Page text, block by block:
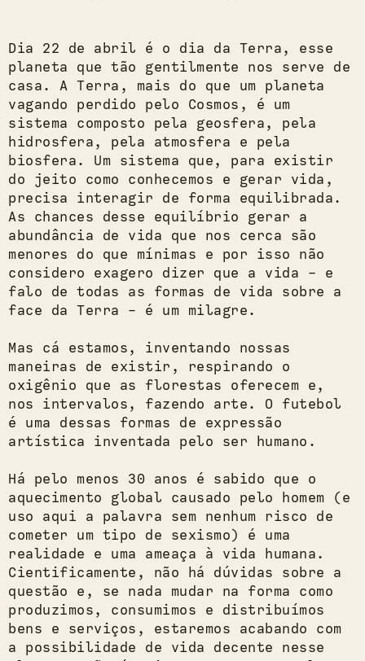
Dia 22 de abril é o dia da Terra, esse
planeta que tão gentilmente nos serve de
casa. A Terra, mais do que um planeta
vagando perdido pelo Cosmos, é um
sistema composto pela geosfera, pela
hidrosfera, pela atmosfera e pela
biosfera. Um sistema que, para existir
do jeito como conhecemos e gerar vida,
precisa interagir de forma equilibrada.
As chances desse equilíbrio gerar a
abundância de vida que nos cerca são
menores do que mínimas e por isso não
considero exagero dizer que a vida - e
falo de todas as formas de vida sobre a
face da Terra - é um milagre.
Mas cá estamos, inventando nossas
maneiras de existir, respirando o
oxigênio que as florestas oferecem e,
nos intervalos, fazendo arte. O futebol
é uma dessas formas de expressão
artística inventada pelo ser humano.
Há pelo menos 30 anos é sabido que o
aquecimento global causado pelo homem (e
uso aqui a palavra sem nenhum risco de
cometer um tipo de sexismo) é uma
realidade e uma ameaça à vida humana.
Cientificamente, não há dúvidas sobre a
questão e, se nada mudar na forma como
produzimos, consumimos e distribuímos
bens e serviços, estaremos acabando com
a possibilidade de vida decente nesse